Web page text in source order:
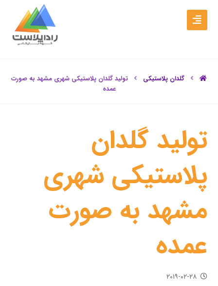
گلدان پلاستیکی
تولید گلدان پلاستیکی شهری مشهد به صورت
عمده
تولید گلدان
پلاستیکی شهری
مشهد به صورت
عمده
۲۰۱۹-۰۲-۲۸